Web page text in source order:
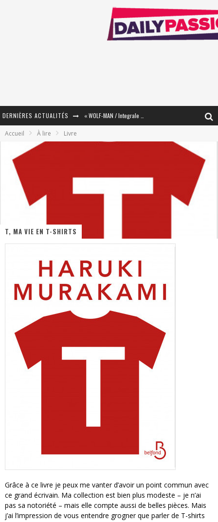
DERNIÈRES ACTUALITÉS
Star Fox
« Le Vent dand les Saules » - Une Belle Histoire !
Accueil À lire Livre
T, MA VIE EN T-SHIRTS
Grâce à ce livre je peux me vanter d’avoir un point commun avec
ce grand écrivain. Ma collection est bien plus modeste – je n’ai
pas sa notoriété – mais elle compte aussi de belles pièces. Mais
j’ai l’impression de vous entendre grogner que parler de T-shirts